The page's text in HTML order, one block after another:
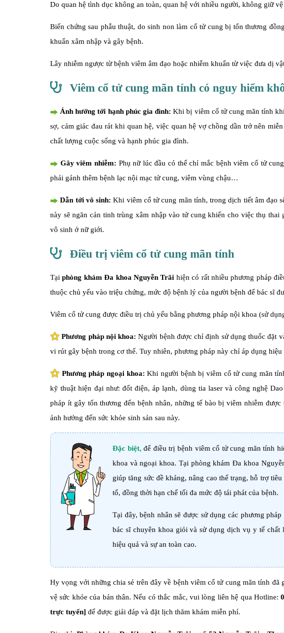
Do quan hệ tình dục không an toàn, quan hệ với nhiều người, không giữ
Biến chứng sau phẫu thuật, do sinh non làm cổ tử cung bị tổn thương
khuẩn xâm nhập và gây bệnh.
Lây nhiễm ngược từ bệnh viêm âm đạo hoặc nhiễm khuẩn từ việc đưa dị
Viêm cổ tử cung mãn tính có nguy hiểm
Ảnh hưởng tới hạnh phúc gia đình: Khi bị viêm cổ tử cung mãn tính
sợ, cảm giác đau rát khi quan hệ, việc quan hệ vợ chồng dần trở nên
chất lượng cuộc sống và hạnh phúc gia đình.
Gây viêm nhiễm: Phụ nữ lúc đầu có thể chỉ mắc bệnh viêm cổ tử
phải gánh thêm bệnh lạc nội mạc tử cung, viêm vùng chậu…
Dẫn tới vô sinh: Khi viêm cổ tử cung mãn tính, trong dịch tiết âm đạo
này sẽ ngăn cản tinh trùng xâm nhập vào tử cung khiến cho việc thụ
vô sinh ở nữ giới.
Điều trị viêm cổ tử cung mãn tính
Tạiphòng khám Đa khoa Nguyễn Trãi hiện có rất nhiều phương pháp
thuộc chủ yếu vào triệu chứng, mức độ bệnh lý của người bệnh để bác sĩ
Viêm cổ tử cung được điều trị chủ yếu bằng phương pháp nội khoa (sử
Phương pháp nội khoa: Người bệnh được chỉ định sử dụng thuốc đặt
vi rút gây bệnh trong cơ thể. Tuy nhiên, phương pháp này chỉ áp dụng
Phương pháp ngoại khoa: Khi người bệnh bị viêm cổ tử cung mãn
kỹ thuật hiện đại như: đốt điện, áp lạnh, dùng tia laser và công nghệ
pháp ít gây tổn thương đến bệnh nhân, những tế bào bị viêm nhiễm
ảnh hưởng đến sức khỏe sinh sản sau này.
Đặc biệt, để điều trị bệnh viêm cổ tử cung mãn tính
khoa và ngoại khoa. Tại phòng khám Đa khoa
giúp tăng sức đề kháng, nâng cao thể trạng, hỗ trợ
tố, đồng thời hạn chế tối đa mức độ tái phát của bệnh.
Tại đây, bệnh nhân sẽ được sử dụng các phương
bác sĩ chuyên khoa giỏi và sử dụng dịch vụ y tế
hiệu quả và sự an toàn cao.
Hy vọng với những chia sẻ trên đây về bệnh viêm cổ tử cung mãn tính
vệ sức khỏe của bản thân. Nếu có thắc mắc, vui lòng liên hệ qua Hotline:
trực tuyến] để được giải đáp và đặt lịch thăm khám miễn phí.